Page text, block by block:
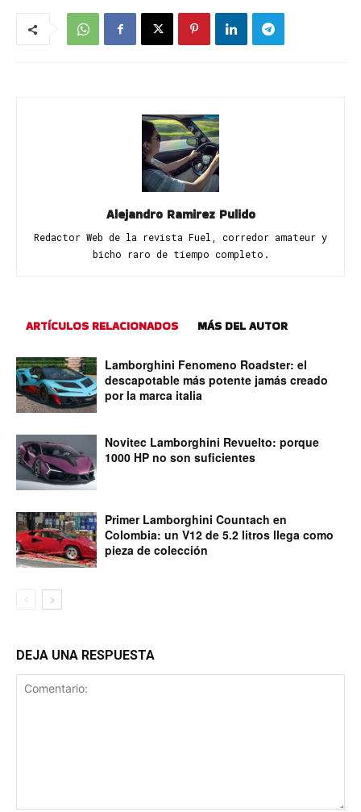
Alejandro Ramirez Pulido
Redactor Web de la revista Fuel, corredor amateur y
bicho raro de tiempo completo.
ARTÍCULOS RELACIONADOS MÁS DEL AUTOR
Lamborghini Fenomeno Roadster: el
descapotable más potente jamás creado
por la marca italia
Novitec Lamborghini Revuelto: porque
1000 HP no son suficientes
Primer Lamborghini Countach en
Colombia: un V12 de 5.2 litros llega como
pieza de colección
DEJA UNA RESPUESTA